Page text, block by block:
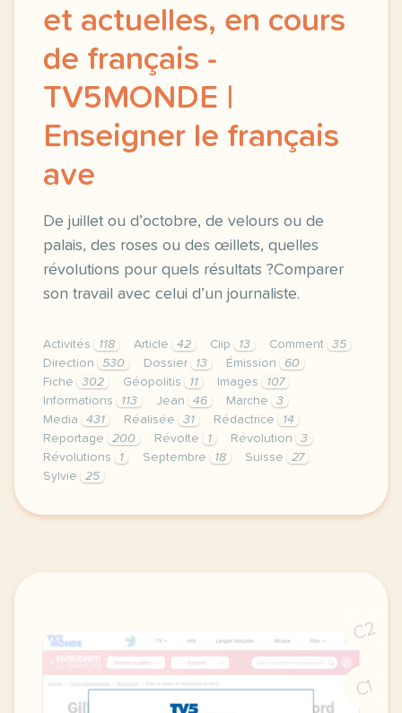
et actuelles, en cours
de français -
TV5MONDE |
Enseigner le français
ave
De juillet ou d’octobre, de velours ou de
palais, des roses ou des œillets, quelles
révolutions pour quels résultats ?Comparer
son travail avec celui d’un journaliste.
Activités 118 Article 42 Ciip 13 Comment
35
Direction
530 Dossier 13 Émission
60
Fiche
302 Géopolitis 11 Images
107
Informations
113 Jean 46 Marche
3
Media
431 Réalisée 31 Rédactrice
14
Reportage
200 Révolte 1 Révolution
3
Révolutions
1 Septembre 18 Suisse
27
Sylvie
25
didomi host didomi components button cursor
C2
C1